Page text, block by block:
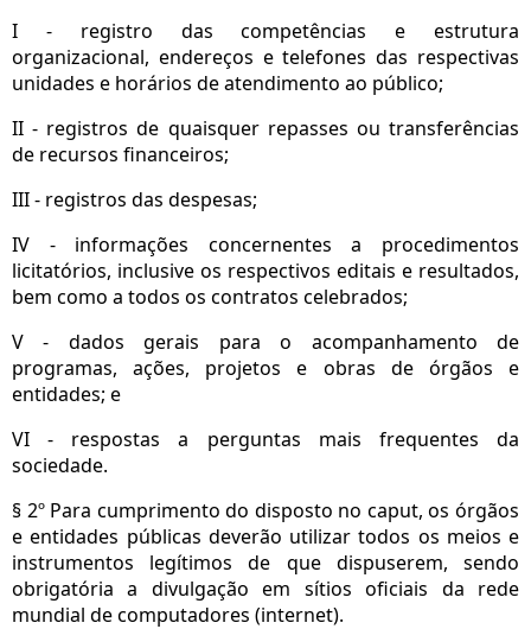
I - registro das competências e estrutura
organizacional, endereços e telefones das respectivas
unidades e horários de atendimento ao público;
II - registros de quaisquer repasses ou transferências
de recursos financeiros;
III - registros das despesas;
IV - informações concernentes a procedimentos
licitatórios, inclusive os respectivos editais e resultados,
bem como a todos os contratos celebrados;
V - dados gerais para o acompanhamento de
programas, ações, projetos e obras de órgãos e
entidades; e
VI - respostas a perguntas mais frequentes da
sociedade.
§ 2º Para cumprimento do disposto no caput, os órgãos
e entidades públicas deverão utilizar todos os meios e
instrumentos legítimos de que dispuserem, sendo
obrigatória a divulgação em sítios oficiais da rede
mundial de computadores (internet).